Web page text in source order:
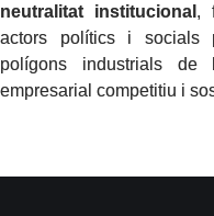
neutralitat institucional ,
actors polítics i socials
polígons industrials
empresarial competitiu i